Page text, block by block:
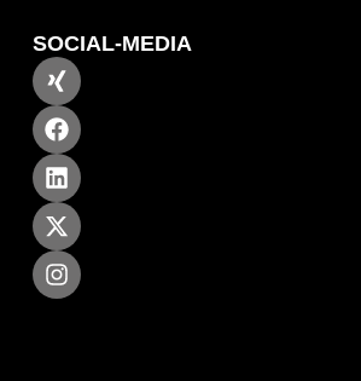
SOCIAL-MEDIA